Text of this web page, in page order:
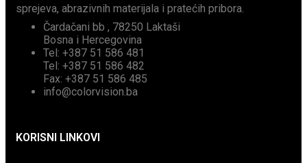
sprejeva, abrazivnih materijala i pratećih pribora.
Čardačani bb , 78250 Laktaši
Bosna i Hercegovina
Tel: +387 51 586 481
Tel: +387 51 586 482
Fax: +387 51 586 485
info@colorvision.ba
KORISNI LINKOVI